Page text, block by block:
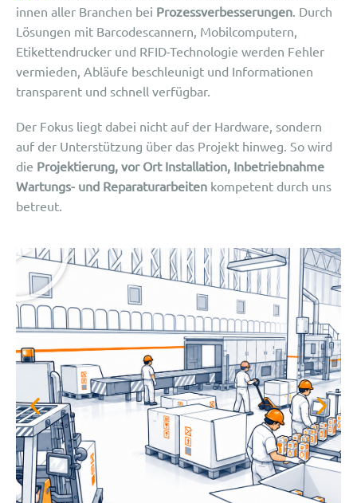
Mehr erfahren
innen aller Branchen bei Prozessverbesserungen . Durch
Lösungen mit Barcodescannern, Mobilcomputern,
Etikettendrucker und RFID-Technologie werden Fehler
vermieden, Abläufe beschleunigt und Informationen
transparent und schnell verfügbar.
Der Fokus liegt dabei nicht auf der Hardware, sondern
auf der Unterstützung über das Projekt hinweg. So wird
die Projektierung, vor Ort Installation, Inbetriebnahme
Wartungs- und Reparaturarbeiten kompetent durch uns
betreut.